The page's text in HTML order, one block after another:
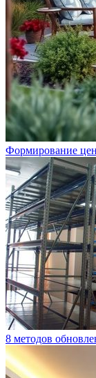
Формирование
8 методов